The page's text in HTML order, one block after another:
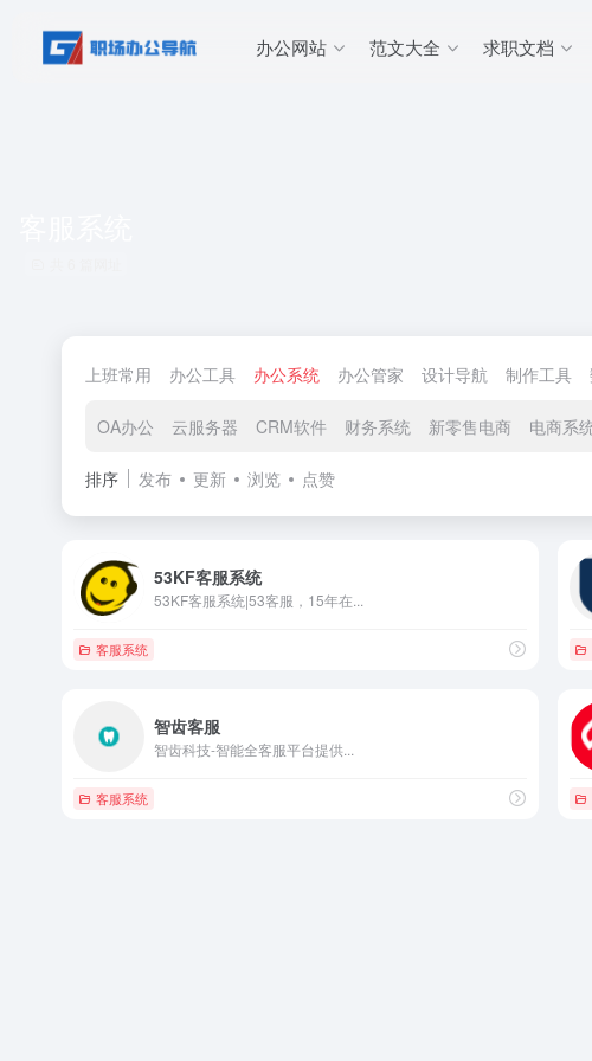
办公网站 范文大全 求职文档
上班常用 办公工具 办公系统 办公管家 设计导航 制作工具
OA办公 云服务器 CRM软件 财务系统 新零售电商 电商系
排序 发布 更新 浏览 点赞
53KF客服系统
53KF客服系统|53客服，15年在...
客服系统
智齿客服
智齿科技-智能全客服平台提供...
客服系统